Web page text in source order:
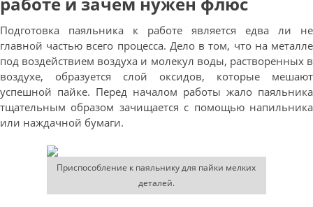
Подготовка паяльника к работе является едва ли не
главной частью всего процесса. Дело в том, что на металле
под воздействием воздуха и молекул воды, растворенных в
воздухе, образуется слой оксидов, которые мешают
успешной пайке. Перед началом работы жало паяльника
тщательным образом зачищается с помощью напильника
или наждачной бумаги.
Приспособление к паяльнику для пайки мелких
деталей.